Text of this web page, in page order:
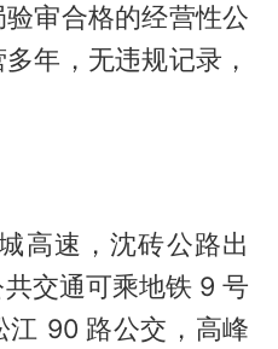
审合格的经营性公
年，无违规记录，
高速，沈砖公路出
交通可乘地铁 9 号
江 90 路公交，高峰